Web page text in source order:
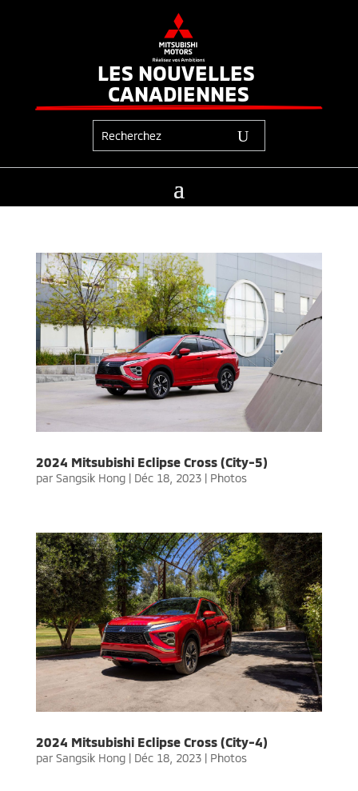
LES NOUVELLES
CANADIENNES
2024 Mitsubishi Eclipse Cross (City-5)
par Sangsik Hong| Déc 18, 2023| Photos
2024 Mitsubishi Eclipse Cross (City-4)
par Sangsik Hong| Déc 18, 2023| Photos